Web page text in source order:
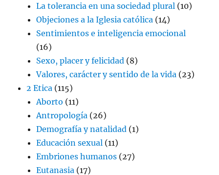
La tolerancia en una sociedad plural (10)
Objeciones a la Iglesia católica (14)
Sentimientos e inteligencia emocional
(16)
Sexo, placer y felicidad (8)
Valores, carácter y sentido de la vida (23)
2 Etica (115)
Aborto (11)
Antropología (26)
Demografía y natalidad (1)
Educación sexual (11)
Embriones humanos (27)
Eutanasia (17)